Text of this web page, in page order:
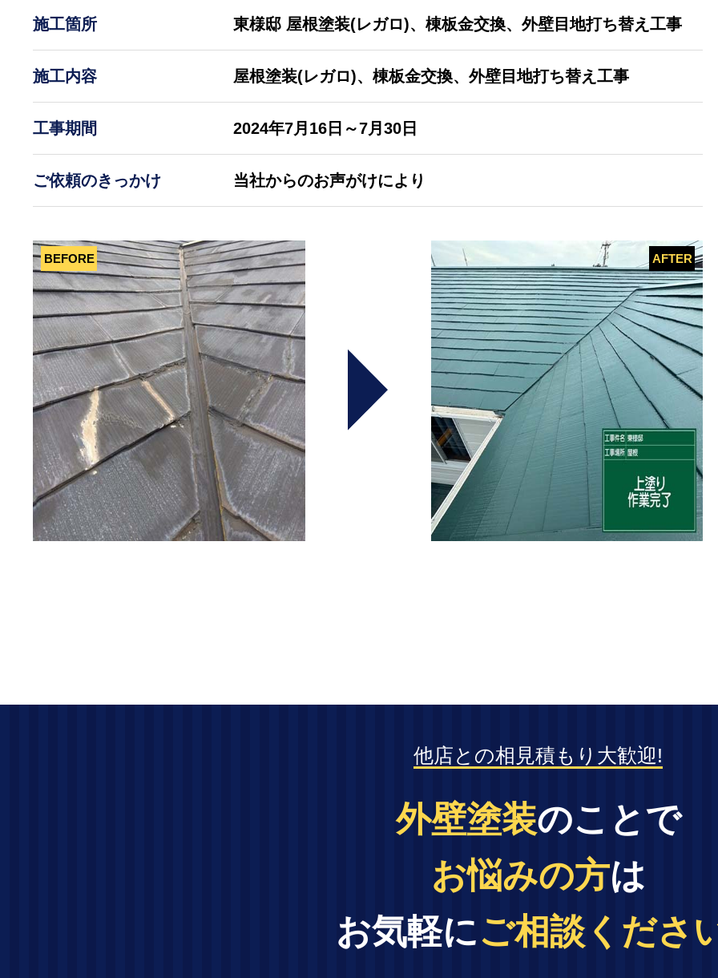
施工箇所 東様邸 屋根塗装(レガロ)、棟板金交換、外壁目地打ち替え工事
施工内容 屋根塗装(レガロ)、棟板金交換、外壁目地打ち替え工事
工事期間 2024年7月16日～7月30日
ご依頼のきっかけ 当社からのお声がけにより
他店との相見積もり大歓迎!
外壁塗装のことで
お悩みの方は
お気軽にご相談くださ